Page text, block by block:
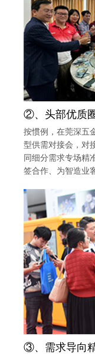
②、头部优质
按惯例，在莞深五
型供需对接会，对
同细分需求专场精
签合作、为智造业
③、需求导向